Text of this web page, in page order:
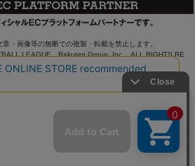
・画像等の無断での複製・転載を禁止します。
LEAGUE Rakuten Group, Inc. ALL RIGHTS RE
SERVED.